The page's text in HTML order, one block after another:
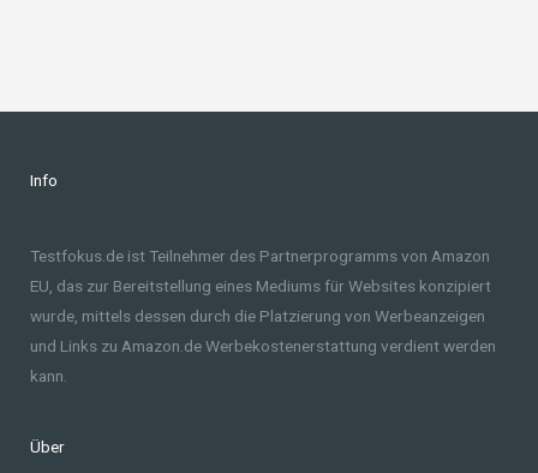
Info
Testfokus.de ist Teilnehmer des Partnerprogramms von Amazon
EU, das zur Bereitstellung eines Mediums für Websites konzipiert
wurde, mittels dessen durch die Platzierung von Werbeanzeigen
und Links zu Amazon.de Werbekostenerstattung verdient werden
kann.
Über